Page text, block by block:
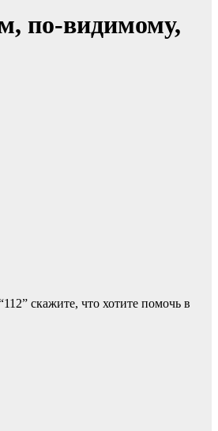
по-видимому,
скажите, что хотите помочь в